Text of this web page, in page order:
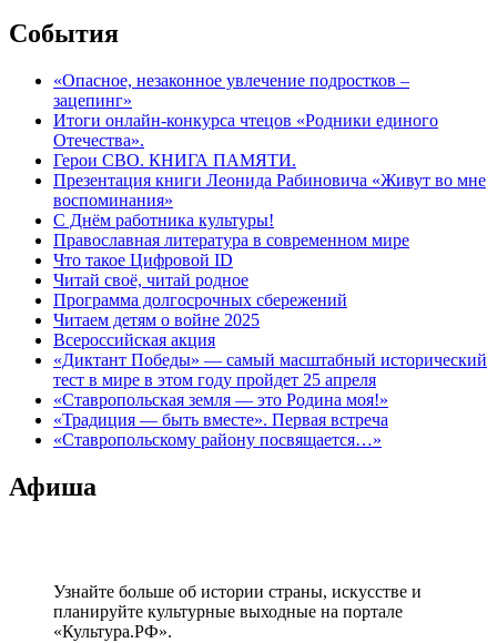
События
«Опасное, незаконное увлечение подростков –
зацепинг»
Итоги онлайн-конкурса чтецов «Родники единого
Отечества».
Герои СВО. КНИГА ПАМЯТИ.
Презентация книги Леонида Рабиновича «Живут во мне
воспоминания»
С Днём работника культуры!
Православная литература в современном мире
Что такое Цифровой ID
Читай своё, читай родное
Программа долгосрочных сбережений
Читаем детям о войне 2025
Всероссийская акция
«Диктант Победы» — самый масштабный исторический
тест в мире в этом году пройдет 25 апреля
«Ставропольская земля — это Родина моя!»
«Традиция — быть вместе». Первая встреча
«Ставропольскому району посвящается…»
Афиша
Узнайте больше об истории страны, искусстве и
планируйте культурные выходные на портале
«Культура.РФ».